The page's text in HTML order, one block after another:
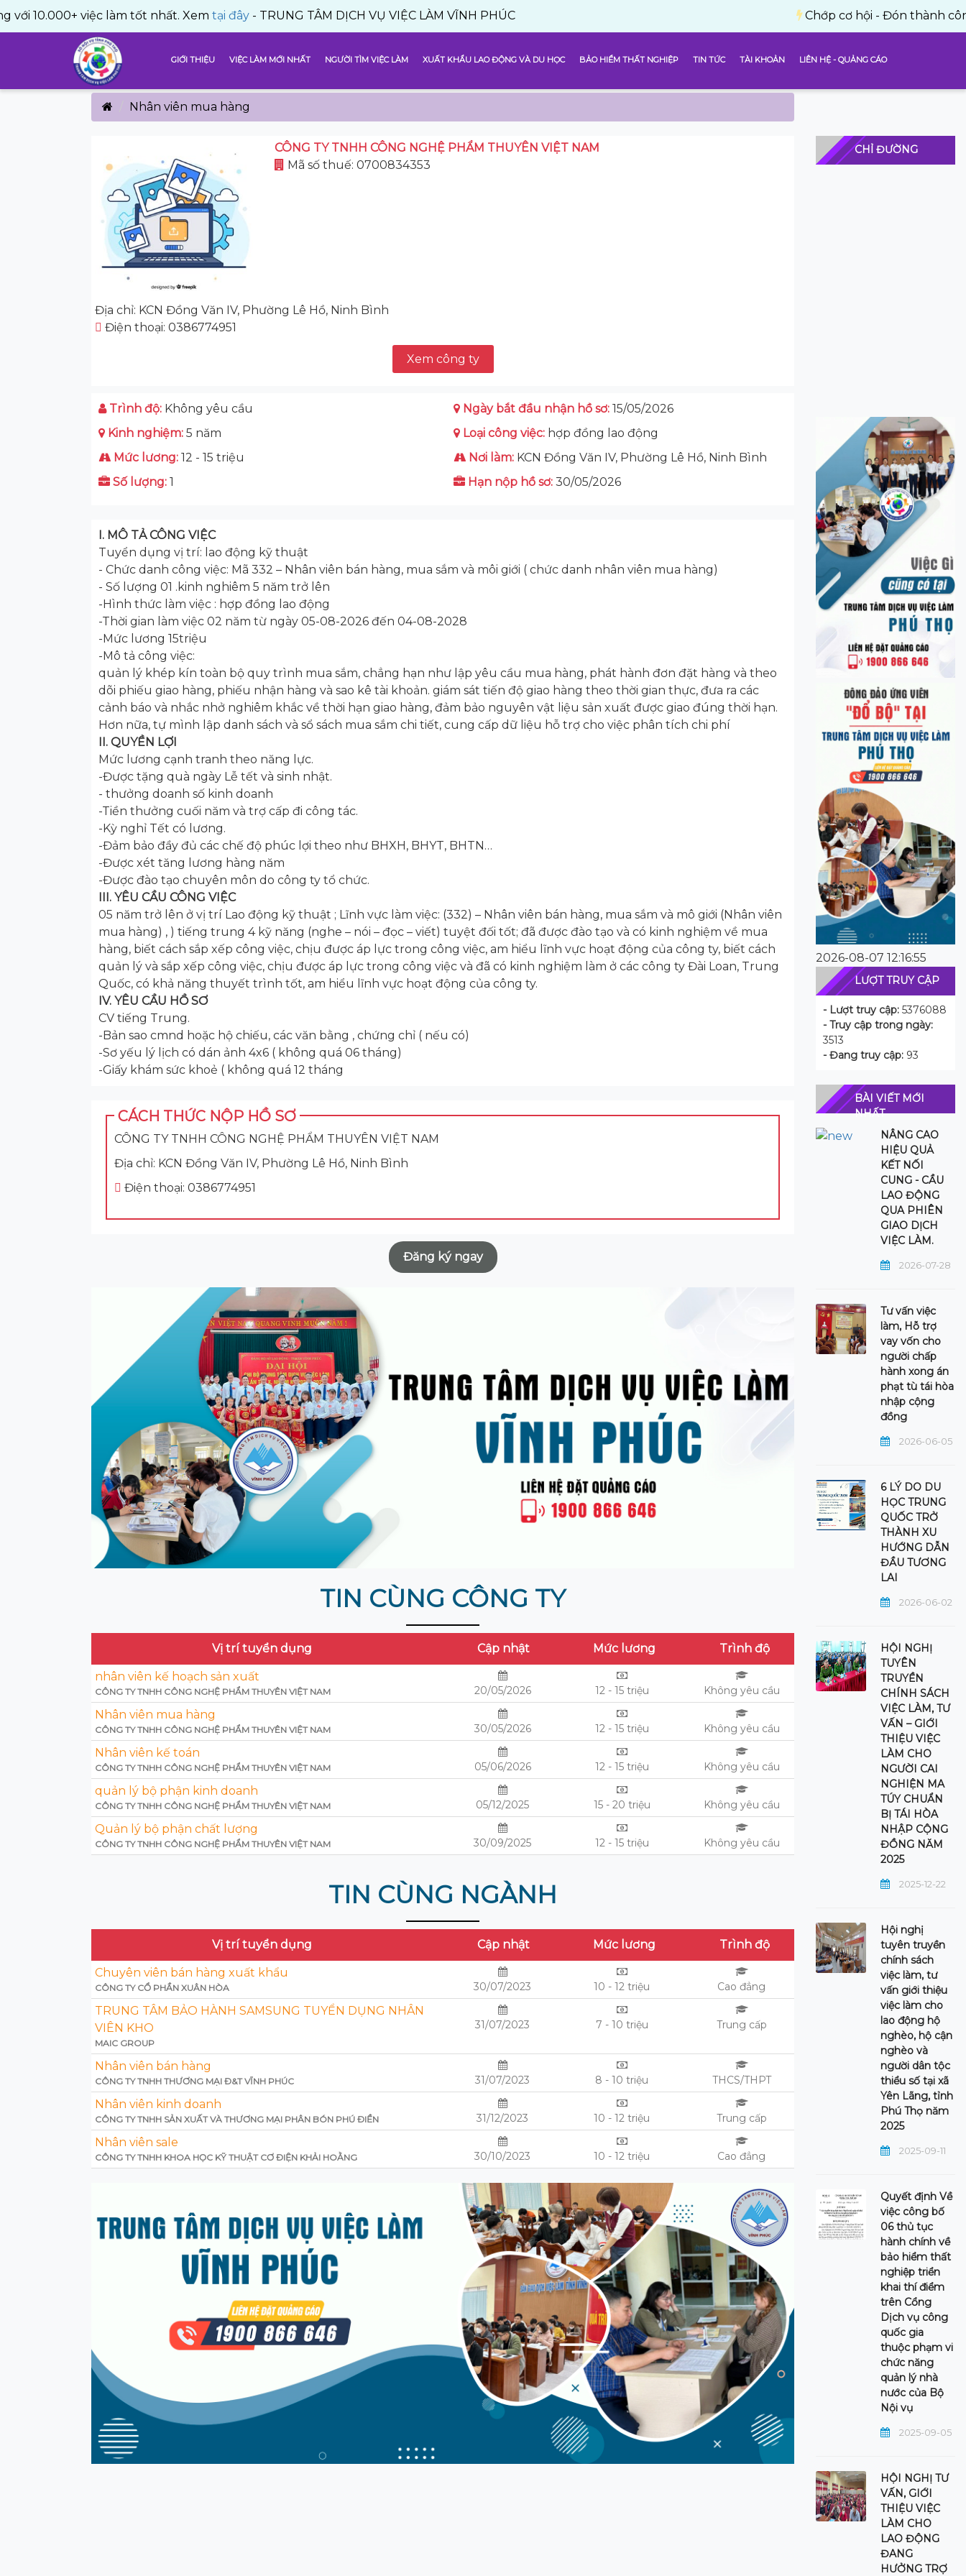
việc làm tốt nhất. Xemtại đây- TRUNG TÂM DỊCH VỤ VIỆC LÀM VĨNH PHÚC Chớp cơ hội - Đón thành công với
GIỚI THIỆU VIỆC LÀM MỚI NHẤT NGƯỜI TÌM VIỆC LÀM XUẤT KHẨU LAO ĐỘNG VÀ DU HỌC BẢO HIỂM THẤT NGHIỆP TIN TỨC TÀI KHOẢN LIÊN HỆ - QUẢNG CÁO
Nhân viên mua hàng
CÔNG TY TNHH CÔNG NGHỆ PHẨM THUYÊN VIỆT NAM
Mã số thuế: 0700834353
Địa chỉ: KCN Đồng Văn IV, Phường Lê Hồ, Ninh Bình
Điện thoại: 0386774951
Xem công ty
Trình độ: Không yêu cầu Ngày bắt đầu nhận hồ sơ: 15/05/2026
Kinh nghiệm: 5 năm Loại công việc: hợp đồng lao động
Mức lương: 12 - 15 triệu Nơi làm: KCN Đồng Văn IV, Phường Lê Hồ, Ninh Bình
Số lượng: 1 Hạn nộp hồ sơ: 30/05/2026
I. MÔ TẢ CÔNG VIỆC
Tuyển dụng vị trí: lao động kỹ thuật
- Chức danh công việc: Mã 332 – Nhân viên bán hàng, mua sắm và môi giới ( chức danh nhân viên mua hàng)
- Số lượng 01 .kinh nghiêm 5 năm trở lên
-Hình thức làm việc : hợp đồng lao động
-Thời gian làm việc 02 năm từ ngày 05-08-2026 đến 04-08-2028
-Mức lương 15triệu
-Mô tả công việc:
quản lý khép kín toàn bộ quy trình mua sắm, chẳng hạn như lập yêu cầu mua hàng, phát hành đơn đặt hàng và theo
dõi phiếu giao hàng, phiếu nhận hàng và sao kê tài khoản. giám sát tiến độ giao hàng theo thời gian thực, đưa ra các
cảnh báo và nhắc nhở nghiêm khắc về thời hạn giao hàng, đảm bảo nguyên vật liệu sản xuất được giao đúng thời hạn.
Hơn nữa, tự mình lập danh sách và sổ sách mua sắm chi tiết, cung cấp dữ liệu hỗ trợ cho việc phân tích chi phí
II. QUYỀN LỢI
Mức lương cạnh tranh theo năng lực.
-Được tặng quà ngày Lễ tết và sinh nhật.
- thưởng doanh số kinh doanh
-Tiền thưởng cuối năm và trợ cấp đi công tác.
-Kỳ nghỉ Tết có lương.
-Đảm bảo đầy đủ các chế độ phúc lợi theo như BHXH, BHYT, BHTN…
-Được xét tăng lương hàng năm
-Được đào tạo chuyên môn do công ty tổ chức.
III. YÊU CẦU CÔNG VIỆC
05 năm trở lên ở vị trí Lao động kỹ thuật ; Lĩnh vực làm việc: (332) – Nhân viên bán hàng, mua sắm và mô giới (Nhân viên
mua hàng) , ) tiếng trung 4 kỹ năng (nghe – nói – đọc – viết) tuyệt đối tốt; đã được đào tạo và có kinh nghiệm về mua
hàng, biết cách sắp xếp công việc, chịu được áp lực trong công việc, am hiểu lĩnh vực hoạt động của công ty, biết cách
quản lý và sắp xếp công việc, chịu được áp lực trong công việc và đã có kinh nghiệm làm ở các công ty Đài Loan, Trung
Quốc, có khả năng thuyết trình tốt, am hiểu lĩnh vực hoạt động của công ty.
IV. YÊU CẦU HỒ SƠ
CV tiếng Trung.
-Bản sao cmnd hoặc hộ chiếu, các văn bằng , chứng chỉ ( nếu có)
-Sơ yếu lý lịch có dán ảnh 4x6 ( không quá 06 tháng)
-Giấy khám sức khoẻ ( không quá 12 tháng
CÁCH THỨC NỘP HỒ SƠ
CÔNG TY TNHH CÔNG NGHỆ PHẨM THUYÊN VIỆT NAM
Địa chỉ: KCN Đồng Văn IV, Phường Lê Hồ, Ninh Bình
Điện thoại: 0386774951
Đăng ký ngay
TIN CÙNG CÔNG TY
Vị trí tuyển dụng Cập nhật Mức lương Trình độ
nhân viên kế hoạch sản xuất
CÔNG TY TNHH CÔNG NGHỆ PHẨM THUYÊN VIỆT NAM 20/05/2026 12 - 15 triệu Không yêu cầu
Nhân viên mua hàng
CÔNG TY TNHH CÔNG NGHỆ PHẨM THUYÊN VIỆT NAM 30/05/2026 12 - 15 triệu Không yêu cầu
Nhân viên kế toán
CÔNG TY TNHH CÔNG NGHỆ PHẨM THUYÊN VIỆT NAM 05/06/2026 12 - 15 triệu Không yêu cầu
quản lý bộ phận kinh doanh
CÔNG TY TNHH CÔNG NGHỆ PHẨM THUYÊN VIỆT NAM 05/12/2025 15 - 20 triệu Không yêu cầu
Quản lý bộ phận chất lượng
CÔNG TY TNHH CÔNG NGHỆ PHẨM THUYÊN VIỆT NAM 30/09/2025 12 - 15 triệu Không yêu cầu
TIN CÙNG NGÀNH
Vị trí tuyển dụng Cập nhật Mức lương Trình độ
Chuyên viên bán hàng xuất khẩu
CÔNG TY CỔ PHẦN XUÂN HÒA 30/07/2023 10 - 12 triệu Cao đẳng
TRUNG TÂM BẢO HÀNH SAMSUNG TUYỂN DỤNG NHÂN
VIÊN KHO
MAIC GROUP
31/07/2023 7 - 10 triệu Trung cấp
Nhân viên bán hàng
CÔNG TY TNHH THƯƠNG MẠI Đ&T VĨNH PHÚC 31/07/2023 8 - 10 triệu THCS/THPT
Nhân viên kinh doanh
CÔNG TY TNHH SẢN XUẤT VÀ THƯƠNG MẠI PHÂN BÓN PHÚ ĐIỀN 31/12/2023 10 - 12 triệu Trung cấp
Nhân viên sale
CÔNG TY TNHH KHOA HỌC KỸ THUẬT CƠ ĐIỆN KHẢI HOẰNG 30/10/2023 10 - 12 triệu Cao đẳng
CHỈ ĐƯỜNG
2026-08-07 12:16:55
LƯỢT TRUY CẬP
- Lượt truy cập: 5376088
- Truy cập trong ngày:
3513
- Đang truy cập: 93
BÀI VIẾT MỚI
NHẤT
NÂNG CAO
HIỆU QUẢ
KẾT NỐI
CUNG - CẦU
LAO ĐỘNG
QUA PHIÊN
GIAO DỊCH
VIỆC LÀM.
2026-07-28
Tư vấn việc
làm, Hỗ trợ
vay vốn cho
người chấp
hành xong án
phạt tù tái hòa
nhập cộng
đồng
2026-06-05
6 LÝ DO DU
HỌC TRUNG
QUỐC TRỞ
THÀNH XU
HƯỚNG DẪN
ĐẦU TƯƠNG
LAI
2026-06-02
HỘI NGHỊ
TUYÊN
TRUYỀN
CHÍNH SÁCH
VIỆC LÀM, TƯ
VẤN – GIỚI
THIỆU VIỆC
LÀM CHO
NGƯỜI CAI
NGHIỆN MA
TÚY CHUẨN
BỊ TÁI HÒA
NHẬP CỘNG
ĐỒNG NĂM
2025
2025-12-22
Hội nghị
tuyên truyền
chính sách
việc làm, tư
vấn giới thiệu
việc làm cho
lao động hộ
nghèo, hộ cận
nghèo và
người dân tộc
thiểu số tại xã
Yên Lãng, tỉnh
Phú Thọ năm
2025
2025-09-11
Quyết định Về
việc công bố
06 thủ tục
hành chính về
bảo hiểm thất
nghiệp triển
khai thí điểm
trên Cổng
Dịch vụ công
quốc gia
thuộc phạm vi
chức năng
quản lý nhà
nước của Bộ
Nội vụ
2025-09-05
HỘI NGHỊ TƯ
VẤN, GIỚI
THIỆU VIỆC
LÀM CHO
LAO ĐỘNG
ĐANG
HƯỞNG TRỢ